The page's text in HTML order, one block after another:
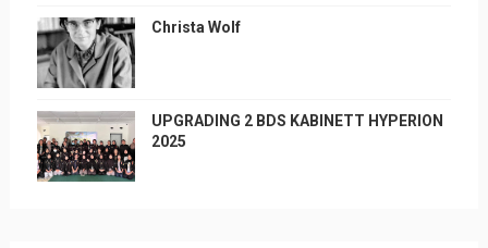
Christa Wolf
UPGRADING 2 BDS KABINETT HYPERION
2025